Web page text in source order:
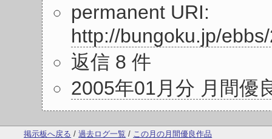
permanent URI:
http://bungoku.jp/
返信 8 件
2005年01月分 月間優
掲示板へ戻る /過去ログ一覧 / この月の月間優良作品